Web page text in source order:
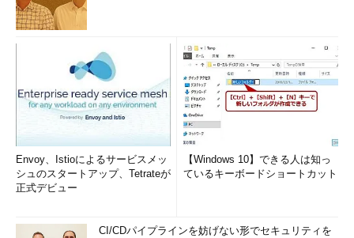
Windows資格情報
ソフトウェアやハードウェアの証明書またはスマ
ートカード
：S-1-15-3-9
リムーバブル記憶域
：S-1-15-3-10
ケーパビリティは上記以外にもたくさん存在します。例えば、
カメラ、マイク、位置情報、無線（Wi-Fi）、電話機能など、
Windows 10のプライバシー設定にある機能やデバイス関連のも
Envoy、Istioによるサービスメッ
シュのスタートアップ、Tetrateが
正式デビュー
【Windows 10】できる人は知っ
ているキーボードショートカット
CI/CDパイプラインを妨げない形でセキュリティを